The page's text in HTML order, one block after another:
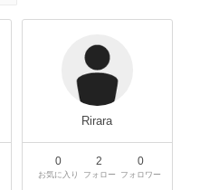
Rirara
0
お気に入り
2
フォロー
0
フォロワー